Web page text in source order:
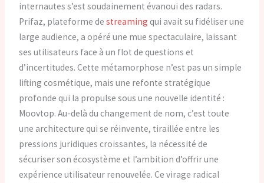
internautes s’est soudainement évanoui des radars.
Prifaz, plateforme destreaming qui avait su fidéliser une
large audience, a opéré une mue spectaculaire, laissant
ses utilisateurs face à un flot de questions et
d’incertitudes. Cette métamorphose n’est pas un simple
lifting cosmétique, mais une refonte stratégique
profonde qui la propulse sous une nouvelle identité :
Moovtop. Au-delà du changement de nom, c’est toute
une architecture qui se réinvente, tiraillée entre les
pressions juridiques croissantes, la nécessité de
sécuriser son écosystème et l’ambition d’offrir une
expérience utilisateur renouvelée. Ce virage radical